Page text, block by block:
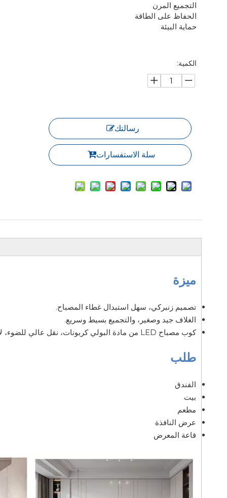
التجميع المرن
الحفاظ على الطاقة
حماية البيئة
الكمية:
رسالتك
سلة الاستفسارات
ميزة
تصميم زنبركي، سهل استبدال غطاء المصباح.
الغلاف جيد وصغير، والتجميع بسيط وسريع.
كوب مصباح LED من مادة البولي كربونات، نقل عالي للضوء، لا يوجد مكان ثانوي.
طلب
الفندق
بيت
مطعم
عرض النافذة
قاعة المعرض